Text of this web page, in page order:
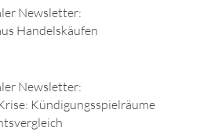
Newsletter:
Handelskäufen
Newsletter:
Kündigungsspielräume